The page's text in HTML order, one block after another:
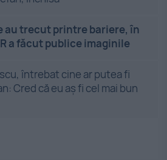
au trecut printre bariere, în
a făcut publice imaginile
întrebat cine ar putea fi
Cred că eu aș fi cel mai bun